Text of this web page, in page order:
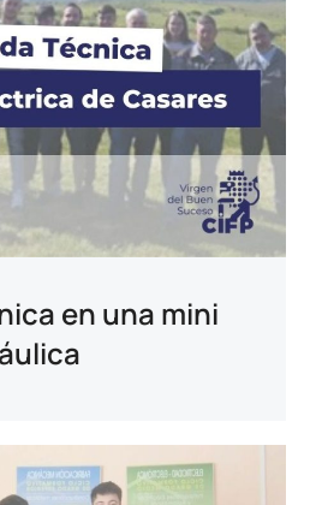
en una mini